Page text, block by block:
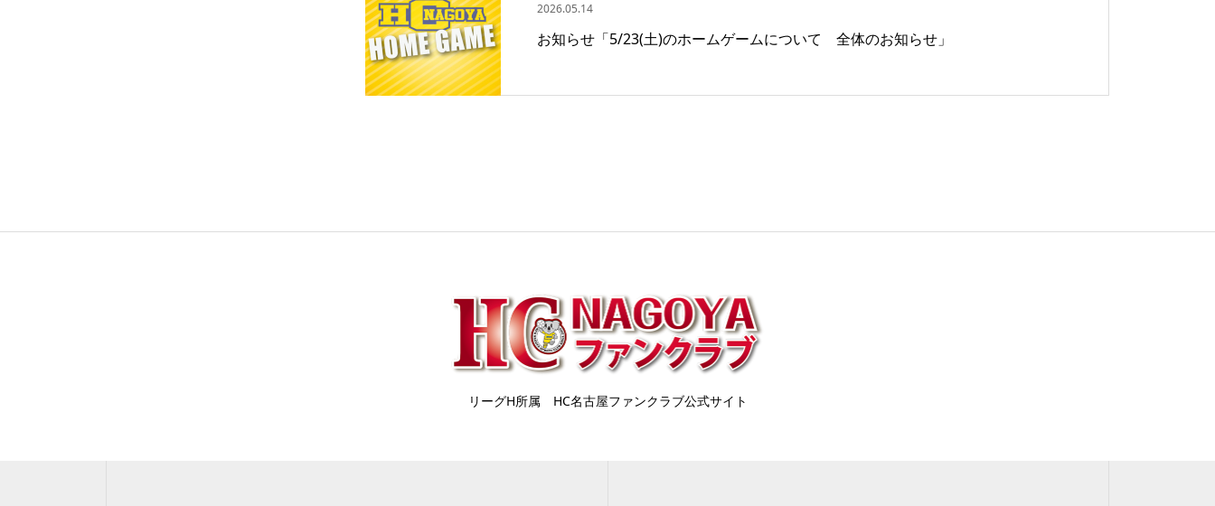
2026.05.14
お知らせ「5/23(土)のホームゲームについて 全体のお知らせ」
リーグH所属 HC名古屋ファンクラブ公式サイト